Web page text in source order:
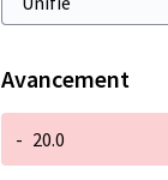
Avancement
- 20.0